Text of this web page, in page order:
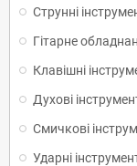
Струнні
Гітарне
Клавішні
Духові
Смичкові
Ударні